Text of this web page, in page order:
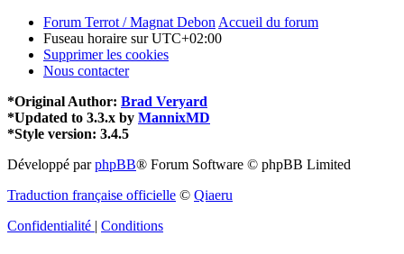
Forum Terrot / Magnat Debon Accueil du forum
Fuseau horaire surUTC+02:00
Supprimer les cookies
Nous contacter
*Original Author: Brad Veryard
*Updated to 3.3.x by MannixMD
*Style version: 3.4.5
Développé parphpBB® Forum Software © phpBB Limited
Traduction française officielle © Qiaeru
Confidentialité | Conditions